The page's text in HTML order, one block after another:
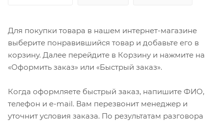
Для покупки товара в нашем интернет-магазине
выберите понравившийся товар и добавьте его в
корзину. Далее перейдите в Корзину и нажмите на
«Оформить заказ» или «Быстрый заказ».
Когда оформляете быстрый заказ, напишите ФИО,
телефон и e-mail. Вам перезвонит менеджер и
уточнит условия заказа. По результатам разговора